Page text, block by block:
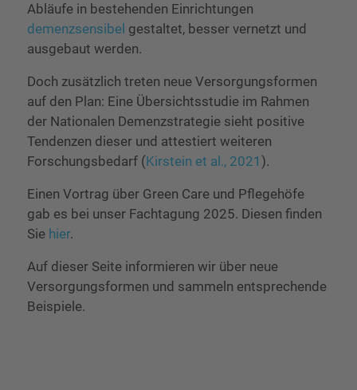
Abläufe in bestehenden Einrichtungen
demenzsensibel gestaltet, besser vernetzt und
ausgebaut werden.
Doch zusätzlich treten neue Versorgungsformen
auf den Plan: Eine Übersichtsstudie im Rahmen
der Nationalen Demenzstrategie sieht positive
Tendenzen dieser und attestiert weiteren
Forschungsbedarf (Kirstein et al., 2021 ).
Einen Vortrag über Green Care und Pflegehöfe
gab es bei unser Fachtagung 2025. Diesen finden
Sie hier.
Auf dieser Seite informieren wir über neue
Versorgungsformen und sammeln entsprechende
Beispiele.